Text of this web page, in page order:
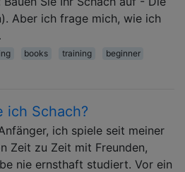
Aber ich frage mich, wie ich
books training
beginner
ich Schach?
ich spiele seit meiner
Zeit zu Zeit mit Freunden,
nie ernsthaft studiert. Vor ein